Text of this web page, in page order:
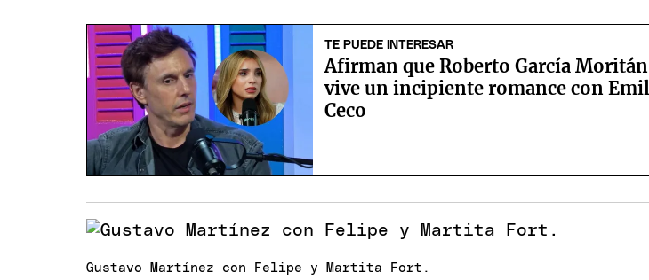
TE PUEDE INTERESAR
Afirman que Roberto García Moritán
vive un incipiente romance con
Ceco
Gustavo Martínez con Felipe y Martita Fort.